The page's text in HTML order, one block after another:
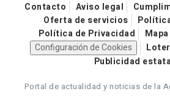
Contacto Aviso legal
Oferta de servicios
Política de Privacidad
Configuración de Cookies
Publicidad
Portal de actualidad y noticias de la